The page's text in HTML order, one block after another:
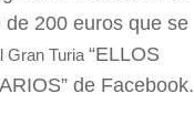
200 euros que se
Gran Turia “ELLOS
de Facebook.